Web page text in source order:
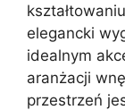
elegancki
idealnym
aranżacji
przestrzeń